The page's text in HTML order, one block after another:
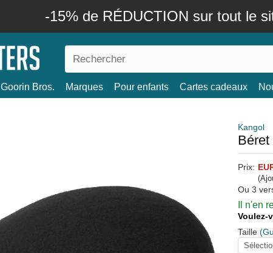
-15% de RÉDUCTION sur tout le
Goorin Bros. Marques Pour enfants Cartes cadeaux
Kangol
Béret
Prix:
Ou 3
Il n'en
Voulez-
Taille